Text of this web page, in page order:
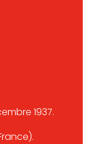
1937.